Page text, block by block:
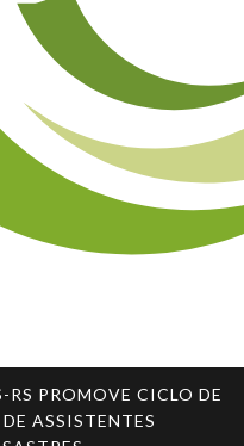
RS PROMOVE CICLO DE
ASSISTENTES